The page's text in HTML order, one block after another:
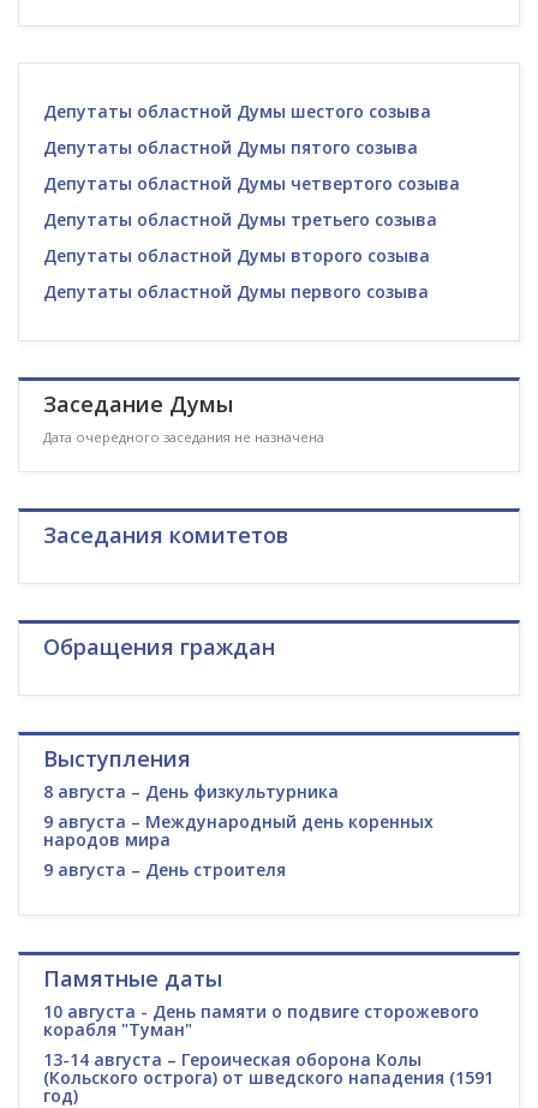
Депутаты областной Думы шестого созыва
Депутаты областной Думы пятого созыва
Депутаты областной Думы четвертого созыва
Депутаты областной Думы третьего созыва
Депутаты областной Думы второго созыва
Депутаты областной Думы первого созыва
Заседание Думы
Дата очередного заседания не назначена
Заседания комитетов
Обращения граждан
Выступления
8 августа – День физкультурника
9 августа – Международный день коренных
народов мира
9 августа – День строителя
Памятные даты
10 августа - День памяти о подвиге сторожевого
корабля "Туман"
13-14 августа – Героическая оборона Колы
(Кольского острога) от шведского нападения (1591
год)